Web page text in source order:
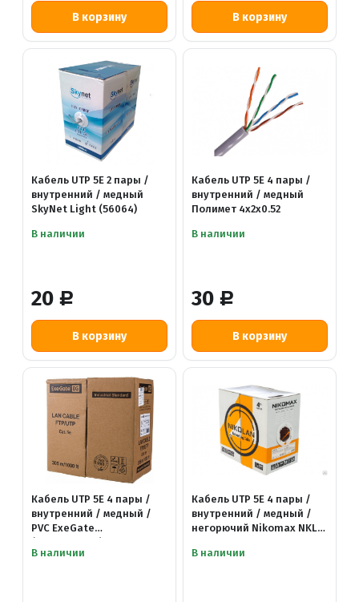
20 Р
Кабель UTP 5E 2 пары /
внутренний / медный
SkyNet Light (56064)
В наличии
30 Р
Кабель UTP 5E 4 пары /
внутренний / медный
Полимет 4x2x0.52
В наличии
Кабель UTP 5E 4 пары /
внутренний / медный /
PVC ExeGate
В наличии
Кабель UTP 5E 4 пары /
внутренний / медный /
негорючий Nikomax NKL-
В наличии